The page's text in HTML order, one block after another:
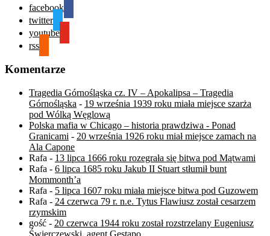
facebook
twitter
youtube
rss
Komentarze
Tragedia Górnośląska cz. IV – Apokalipsa – Tragedia
Górnośląska - 19 września 1939 roku miała miejsce szarża
pod Wólką Węglową
Polska mafia w Chicago – historia prawdziwa - Ponad
Granicami - 20 września 1926 roku miał miejsce zamach na
Ala Capone
Rafa - 13 lipca 1666 roku rozegrała się bitwa pod Mątwami
Rafa - 6 lipca 1685 roku Jakub II Stuart stłumił bunt
Mommonth’a
Rafa - 5 lipca 1607 roku miała miejsce bitwa pod Guzowem
Rafa - 24 czerwca 79 r. n.e. Tytus Flawiusz został cesarzem
rzymskim
gość - 20 czerwca 1944 roku został rozstrzelany Eugeniusz
Świerczewski, agent Gestapo